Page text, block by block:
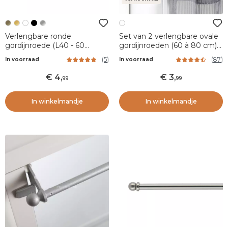
Verlengbare ronde
gordijnroede (L40 - 60
In voorraad (5)
4,99
In winkelmandje
Set van 2 verlengbare ovale
gordijnroeden (60 à 80 cm)
In voorraad (87)
3,99
In winkelmandje